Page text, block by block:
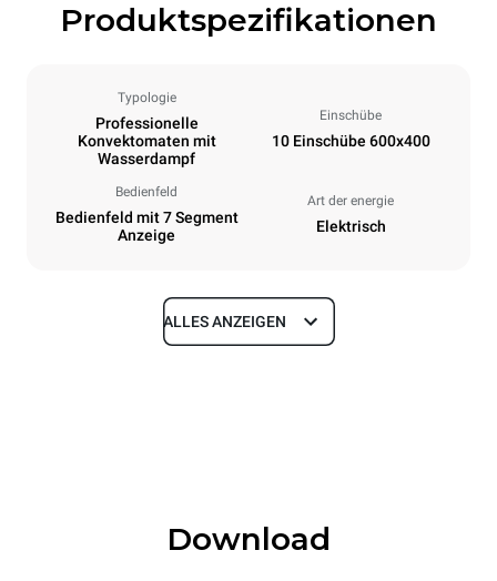
Produktspezifikationen
Typologie
Professionelle
Konvektomaten mit
Wasserdampf
Einschübe
10 Einschübe 600x400
Bedienfeld
Bedienfeld mit 7 Segment
Anzeige
Art der energie
Elektrisch
Maße
Spezifikationen der behälter
ALLES ANZEIGEN
Download